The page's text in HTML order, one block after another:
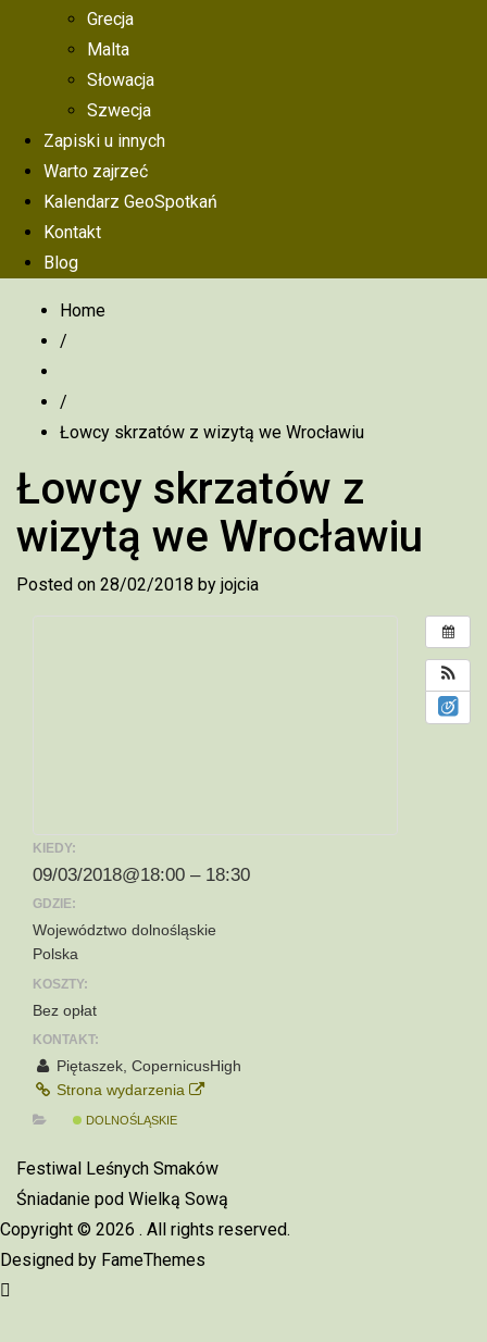
Grecja
Malta
Słowacja
Szwecja
Zapiski u innych
Warto zajrzeć
Kalendarz GeoSpotkań
Kontakt
Blog
Home
/
/
Łowcy skrzatów z wizytą we Wrocławiu
Łowcy skrzatów z
wizytą we Wrocławiu
Posted on 28/02/2018 by jojcia
KIEDY:
09/03/2018@18:00 – 18:30
GDZIE:
Województwo dolnośląskie
Polska
KOSZTY:
Bez opłat
KONTAKT:
Piętaszek, CopernicusHigh
Strona wydarzenia
DOLNOŚLĄSKIE
Nawigacja
wpisu
Festiwal Leśnych Smaków
Śniadanie pod Wielką Sową
Copyright © 2026 . All rights reserved.
Designed by FameThemes